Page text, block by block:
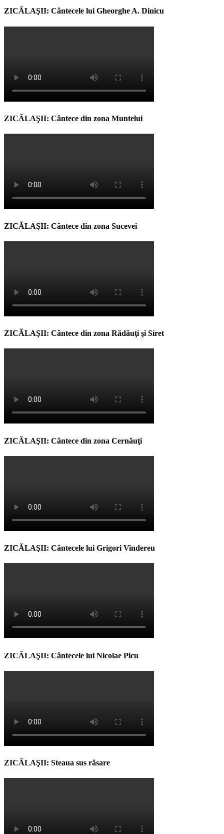
ZICĂLAŞII: Cântecele lui Gheorghe A. Dinicu
ZICĂLAŞII: Cântece din zona Muntelui
ZICĂLAŞII: Cântece din zona Sucevei
ZICĂLAŞII: Cântece din zona Rădăuţi şi Siret
ZICĂLAŞII: Cântece din zona Cernăuţi
ZICĂLAŞII: Cântecele lui Grigori Vindereu
ZICĂLAŞII: Cântecele lui Nicolae Picu
ZICĂLAŞII: Steaua sus răsare